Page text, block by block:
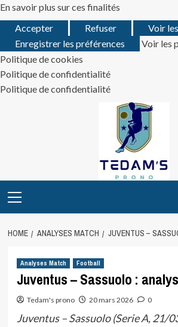
En savoir plus sur ces finalités
Accepter
Refuser
Voir
Enregistrer les préférences
Voir les
Politique de cookies
Politique de confidentialité
Politique de confidentialité
Menu
HOME ANALYSES MATCH JUVENTUS –
Analyses Match Football
Juventus – Sassuolo :
Tedam's prono 20 mars 2026 0
Juventus – Sassuolo (Serie A, 21/